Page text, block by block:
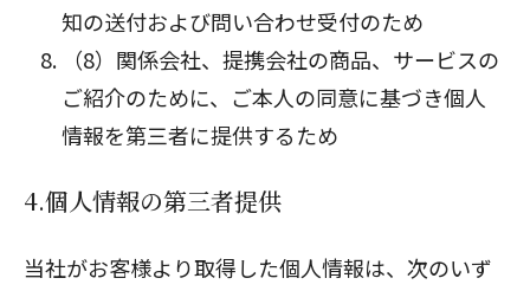
知の送付および問い合わせ受付のため
（8）関係会社、提携会社の商品、サービスの
ご紹介のために、ご本人の同意に基づき個人
情報を第三者に提供するため
4.個人情報の第三者提供
当社がお客様より取得した個人情報は、次のいず